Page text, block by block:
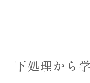
下処理から